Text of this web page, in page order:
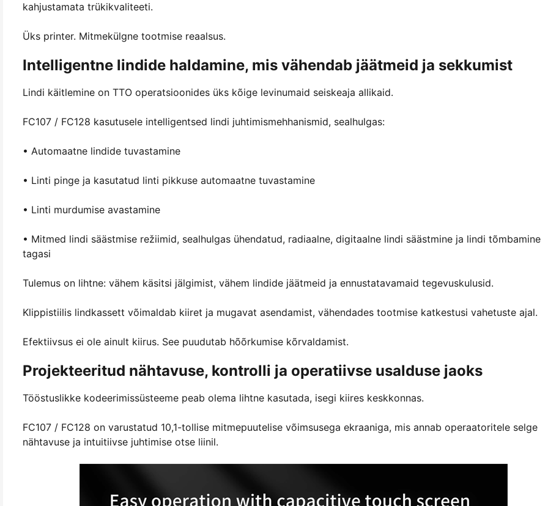
kahjustamata trükikvaliteeti.
Üks printer. Mitmekülgne tootmise reaalsus.
Intelligentne lindide haldamine, mis vähendab jäätmeid ja sekkumist
Lindi käitlemine on TTO operatsioonides üks kõige levinumaid seiskeaja allikaid.
FC107 / FC128 kasutusele intelligentsed lindi juhtimismehhanismid, sealhulgas:
• Automaatne lindide tuvastamine
• Linti pinge ja kasutatud linti pikkuse automaatne tuvastamine
• Linti murdumise avastamine
• Mitmed lindi säästmise režiimid, sealhulgas ühendatud, radiaalne, digitaalne lindi säästmine ja lindi tõmbamine
tagasi
Tulemus on lihtne: vähem käsitsi jälgimist, vähem lindide jäätmeid ja ennustatavamaid tegevuskulusid.
Klippistiilis lindkassett võimaldab kiiret ja mugavat asendamist, vähendades tootmise katkestusi vahetuste ajal.
Efektiivsus ei ole ainult kiirus. See puudutab hõõrkumise kõrvaldamist.
Projekteeritud nähtavuse, kontrolli ja operatiivse usalduse jaoks
Tööstuslikke kodeerimissüsteeme peab olema lihtne kasutada, isegi kiires keskkonnas.
FC107 / FC128 on varustatud 10,1-tollise mitmepuutelise võimsusega ekraaniga, mis annab operaatoritele selge
nähtavuse ja intuitiivse juhtimise otse liinil.